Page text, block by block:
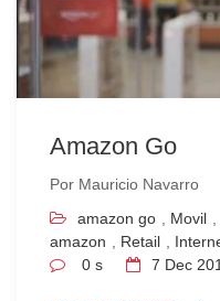
Amazon Go
Por Mauricio Navarro
amazon go
Movil
amazon
Retail
0 s
7 Dec